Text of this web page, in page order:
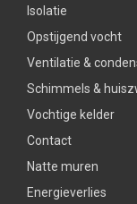
Isolatie
Opstijgend vocht
Ventilatie &
Schimmels &
Vochtige kelder
Contact
Natte muren
Energieverlies